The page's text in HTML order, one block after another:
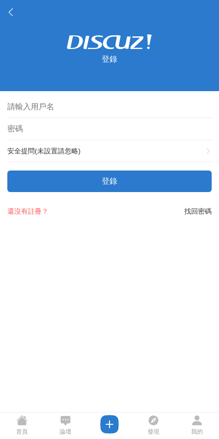
登錄
安全提問(未設置請忽略)
登錄
找回密碼
還沒有註冊？
首頁 論壇 發現 我的